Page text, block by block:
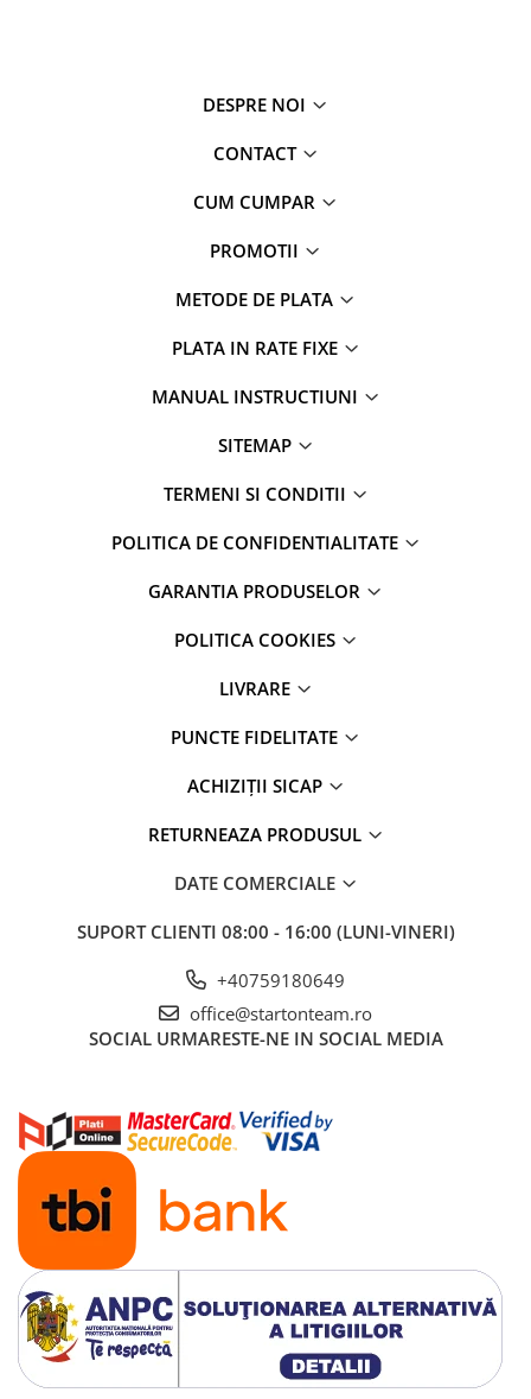
DESPRE NOI
CONTACT
CUM CUMPAR
PROMOTII
METODE DE PLATA
PLATA IN RATE FIXE
MANUAL INSTRUCTIUNI
SITEMAP
TERMENI SI CONDITII
POLITICA DE CONFIDENTIALITATE
GARANTIA PRODUSELOR
POLITICA COOKIES
LIVRARE
PUNCTE FIDELITATE
ACHIZIȚII SICAP
RETURNEAZA PRODUSUL
DATE COMERCIALE
SUPORT CLIENTI 08:00 - 16:00 (LUNI-VINERI)
+40759180649
office@startonteam.ro
SOCIAL URMARESTE-NE IN SOCIAL MEDIA